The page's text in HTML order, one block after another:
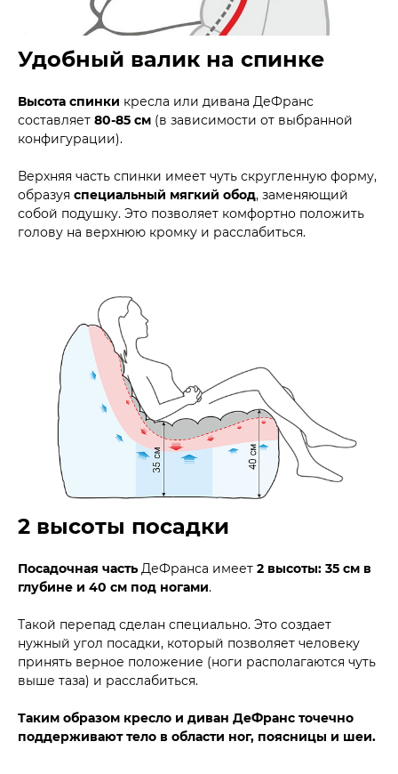
Удобный валик на спинке
Высота спинки кресла или дивана ДеФранс
составляет 80-85 см (в зависимости от выбранной
конфигурации).
Верхняя часть спинки имеет чуть скругленную форму,
образуя специальный мягкий обод, заменяющий
собой подушку. Это позволяет комфортно положить
голову на верхнюю кромку и расслабиться.
2 высоты посадки
Посадочная часть ДеФранса имеет 2 высоты: 35 см в
глубине и 40 см под ногами.
Такой перепад сделан специально. Это создает
нужный угол посадки, который позволяет человеку
принять верное положение (ноги располагаются чуть
выше таза) и расслабиться.
Таким образом кресло и диван ДеФранс точечно
поддерживают тело в области ног, поясницы и шеи.